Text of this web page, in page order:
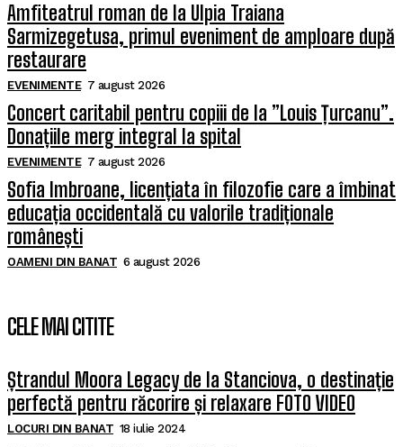
Amfiteatrul roman de la Ulpia Traiana
Sarmizegetusa, primul eveniment de amploare după
restaurare
EVENIMENTE 7 august 2026
Concert caritabil pentru copiii de la ”Louis Țurcanu”.
Donațiile merg integral la spital
EVENIMENTE 7 august 2026
Sofia Imbroane, licențiata în filozofie care a îmbinat
educația occidentală cu valorile tradiționale
românești
OAMENI DIN BANAT 6 august 2026
CELE MAI CITITE
Ștrandul Moora Legacy de la Stanciova, o destinație
perfectă pentru răcorire și relaxare FOTO VIDEO
LOCURI DIN BANAT 18 iulie 2024